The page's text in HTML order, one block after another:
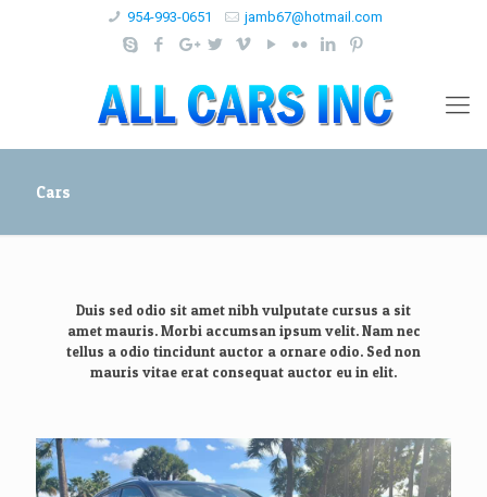
954-993-0651 jamb67@hotmail.com
Cars
Duis sed odio sit amet nibh vulputate cursus a sit
amet mauris. Morbi accumsan ipsum velit. Nam nec
tellus a odio tincidunt auctor a ornare odio. Sed non
mauris vitae erat consequat auctor eu in elit.